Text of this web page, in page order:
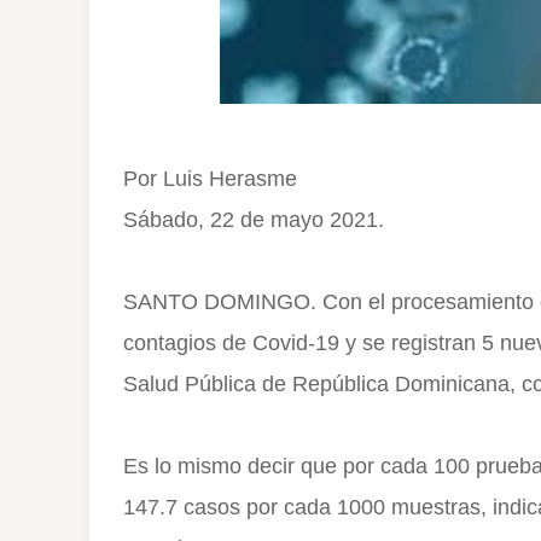
Por Luis Herasme
Sábado, 22 de mayo 2021.
SANTO DOMINGO. Con el
contagios de Covid-19 y se registran 5
Salud Pública de República Dominicana,
Es lo mismo decir que por cada 100
147.7 casos por cada 1000 muestras,